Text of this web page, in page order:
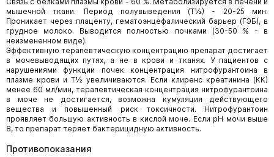
мышечной ткани. Период полувыведения (Т½) - 20-25 мин.
Проникает через плаценту, гематоэнцефалический барьер (ГЭБ), в
грудное молоко. Выводится полностью почками (30-50 % - в
неизмененном виде).
Эффективную терапевтическую концентрацию препарат достигает
в мочевыводящих путях, а не в крови и тканях. У пациентов с
нарушениями функции почек концентрация нитрофурантоина в
плазме крови и Т½ увеличиваются. Если клиренс креатинина (КК)
менее 60 мл/мин, терапевтическая концентрация нитрофурантоина
в моче не достигается, возможна кумуляция действующего
вещества и повышенный риск токсичности. Нитрофурантоин
проявляет большую активность в кислой моче. Если pH мочи выше
8, то препарат теряет бактерицидную активность.
Противопоказания